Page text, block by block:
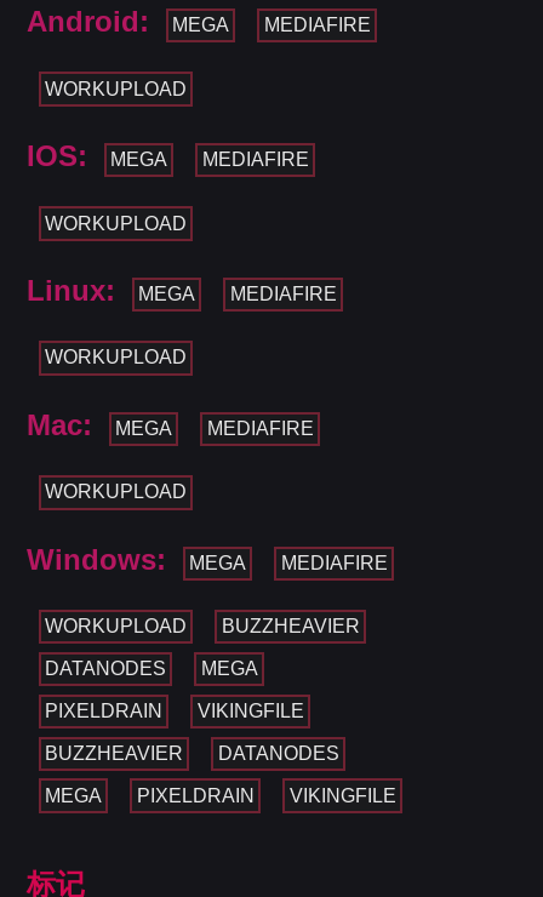
Android: MEGA MEDIAFIRE
WORKUPLOAD
IOS: MEGA MEDIAFIRE
WORKUPLOAD
Linux: MEGA MEDIAFIRE
WORKUPLOAD
Mac: MEGA MEDIAFIRE
WORKUPLOAD
Windows: MEGA MEDIAFIRE
WORKUPLOAD BUZZHEAVIER
DATANODES MEGA
PIXELDRAIN VIKINGFILE
BUZZHEAVIER DATANODES
MEGA PIXELDRAIN VIKINGFILE
标记